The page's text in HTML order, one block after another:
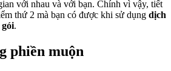
với nhau và với bạn. Chính vì vậy, tiết
thứ 2 mà bạn có được khi sử dụng dịch
.
phiền muộn